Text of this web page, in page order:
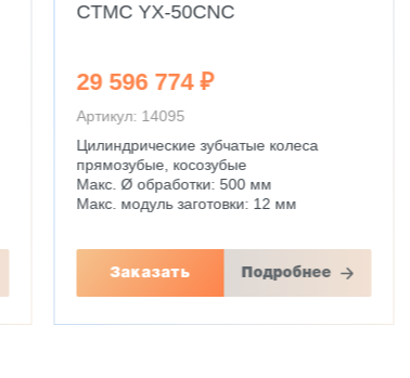
CTMC YX-50CNC
29 596 774 ₽
Артикул: 14095
Цилиндрические зубчатые колеса
прямозубые, косозубые
Макс. Ø обработки: 500 мм
Макс. модуль заготовки: 12 мм
Заказать Подробнее